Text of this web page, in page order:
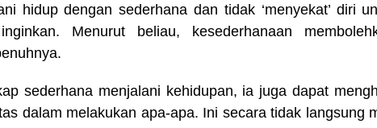
hidup dengan sederhana dan tidak ‘menyekat’ diri
Menurut beliau, kesederhanaan
sederhana menjalani kehidupan, ia juga dapat
dalam melakukan apa-apa. Ini secara tidak langsung